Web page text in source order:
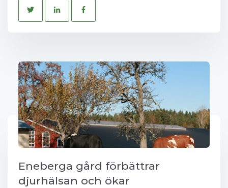
Eneberga gård förbättrar
djurhälsan och ökar